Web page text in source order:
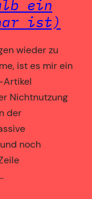
ein
ist)
wieder zu
ist es mir ein
Artikel
Nichtnutzung
der
noch